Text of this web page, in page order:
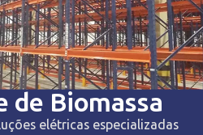
de Biomassa
elétricas especializadas